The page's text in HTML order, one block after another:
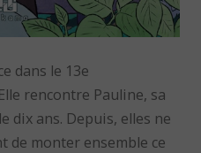
dans le 13e
rencontre Pauline, sa
dix ans. Depuis, elles ne
de monter ensemble ce